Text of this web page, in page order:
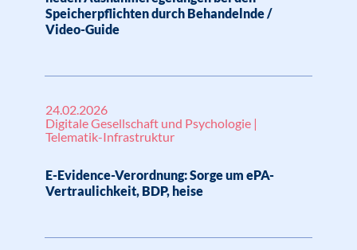
Speicherpflichten durch Behandelnde /
Video-Guide
24.02.2026
Digitale Gesellschaft und Psychologie |
Telematik-Infrastruktur
E-Evidence-Verordnung: Sorge um ePA-
Vertraulichkeit, BDP, heise